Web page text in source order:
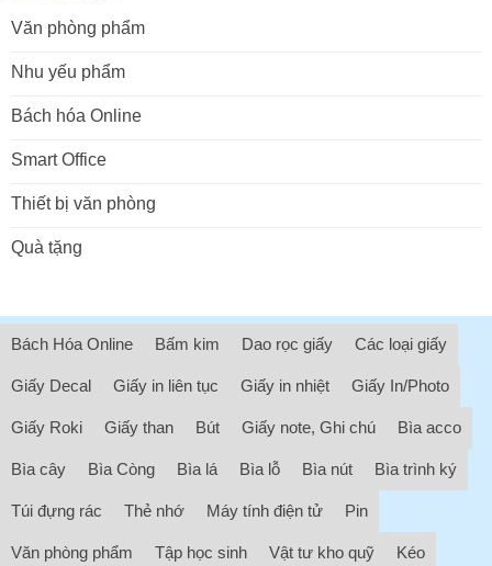
Văn phòng phẩm
Nhu yếu phẩm
Bách hóa Online
Smart Office
Thiết bị văn phòng
Quà tặng
Bách Hóa Online Bấm kim Dao rọc giấy Các loại giấy
Giấy Decal Giấy in liên tục Giấy in nhiệt Giấy In/Photo
Giấy Roki Giấy than Bút Giấy note, Ghi chú Bìa acco
Bìa cây Bìa Còng Bìa lá Bìa lỗ Bìa nút Bìa trình ký
Túi đựng rác Thẻ nhớ Máy tính điện tử Pin
Văn phòng phẩm Tập học sinh Vật tư kho quỹ Kéo